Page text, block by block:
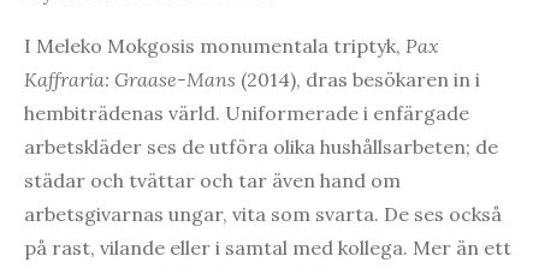
I Meleko Mokgosis monumentala triptyk, Pax
Kaffraria: Graase-Mans (2014), dras besökaren in i
hembiträdenas värld. Uniformerade i enfärgade
arbetskläder ses de utföra olika hushållsarbeten; de
städar och tvättar och tar även hand om
arbetsgivarnas ungar, vita som svarta. De ses också
på rast, vilande eller i samtal med kollega. Mer än ett